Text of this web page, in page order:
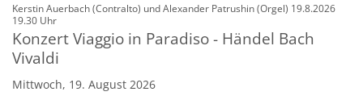
Kerstin Auerbach (Contralto) und Alexander Patrushin (Orgel) 19.8.2026
19.30 Uhr:
Konzert Viaggio in Paradiso - Händel Bach
Vivaldi
Mittwoch, 19. August 2026